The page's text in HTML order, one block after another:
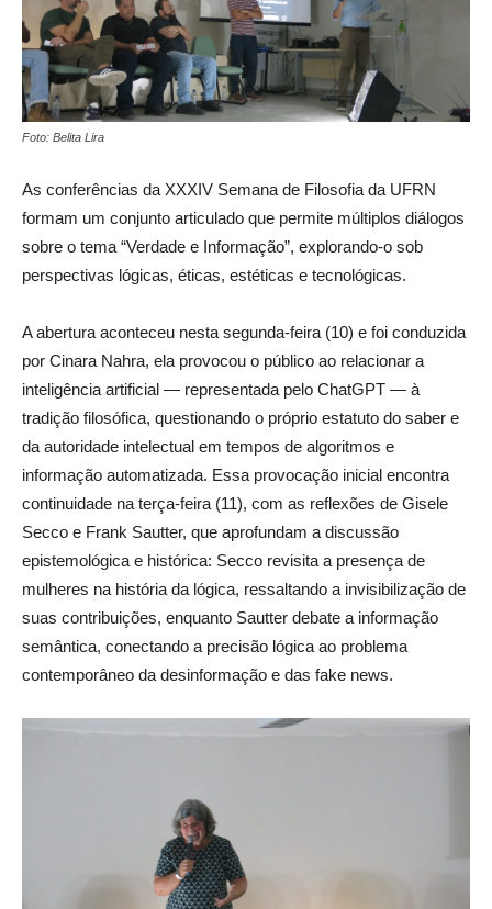
Foto: Belita Lira
As conferências da XXXIV Semana de Filosofia da UFRN
formam um conjunto articulado que permite múltiplos diálogos
sobre o tema “Verdade e Informação”, explorando-o sob
perspectivas lógicas, éticas, estéticas e tecnológicas.
A abertura aconteceu nesta segunda-feira (10) e foi conduzida
por Cinara Nahra, ela provocou o público ao relacionar a
inteligência artificial — representada pelo ChatGPT — à
tradição filosófica, questionando o próprio estatuto do saber e
da autoridade intelectual em tempos de algoritmos e
informação automatizada. Essa provocação inicial encontra
continuidade na terça-feira (11), com as reflexões de Gisele
Secco e Frank Sautter, que aprofundam a discussão
epistemológica e histórica: Secco revisita a presença de
mulheres na história da lógica, ressaltando a invisibilização de
suas contribuições, enquanto Sautter debate a informação
semântica, conectando a precisão lógica ao problema
contemporâneo da desinformação e das fake news.